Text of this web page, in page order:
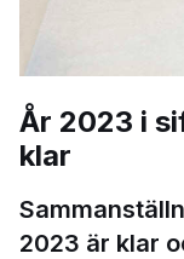
År 2023 i
klar
2023 är klar